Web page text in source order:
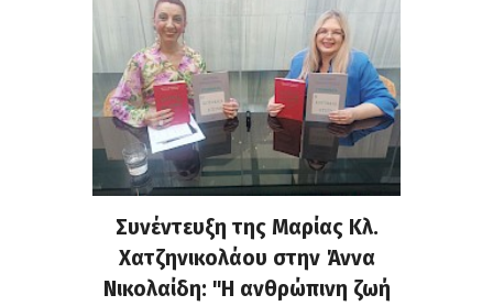
Συνέντευξη της Μαρίας Κλ.
Χατζηνικολάου στην Άννα
Νικολαίδη: "Η ανθρώπινη ζωή